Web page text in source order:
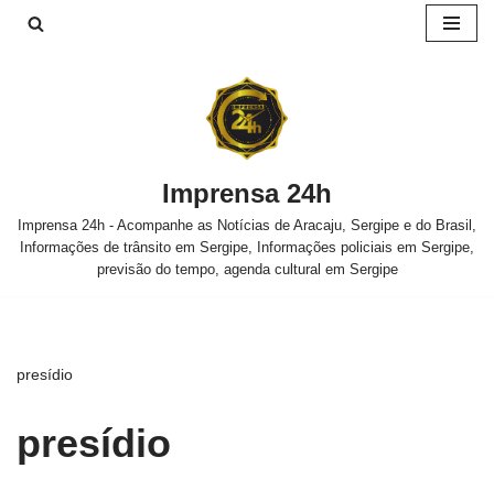
Imprensa 24h
Imprensa 24h - Acompanhe as Notícias de Aracaju, Sergipe e do Brasil,
Informações de trânsito em Sergipe, Informações policiais em Sergipe,
previsão do tempo, agenda cultural em Sergipe
presídio
presídio